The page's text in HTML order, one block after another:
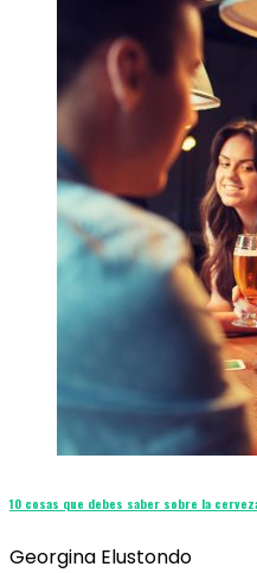
10 cosas que debes saber sobre la
Georgina Elustondo